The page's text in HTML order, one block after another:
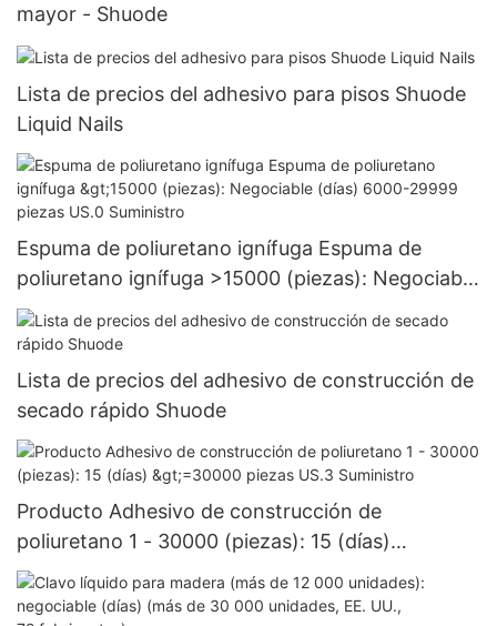
mayor - Shuode
Lista de precios del adhesivo para pisos Shuode
Liquid Nails
Espuma de poliuretano ignífuga Espuma de
poliuretano ignífuga >15000 (piezas): Negociable
(días) 6000-29999 piezas US.0 Suministro
Lista de precios del adhesivo de construcción de
secado rápido Shuode
Producto Adhesivo de construcción de
poliuretano 1 - 30000 (piezas): 15 (días)
>=30000 piezas US.3 Suministro